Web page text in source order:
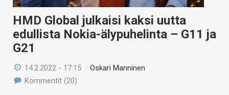
HAKU
HMD Global julkaisi kaksi uutta
edullista Nokia-älypuhelinta – G11 ja
G21
14.2.2022 - 17:15 /Oskari Manninen
Kommentit (20)